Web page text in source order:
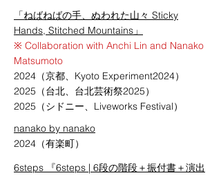
「ねばねばの手、ぬわれた山々 Sticky
Hands, Stitched Mountains」
※ Collaboration with Anchi Lin and Nanako
Matsumoto
2024（京都、Kyoto Experiment2024）
2025（台北、台北芸術祭2025）
2025（シドニー、Liveworks Festival）
nanako by nanako
2024（有楽町）
​6steps 『6steps | 6段の階段＋振付書＋演出